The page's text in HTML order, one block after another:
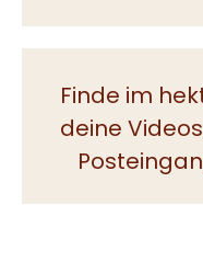
Finde im
deine